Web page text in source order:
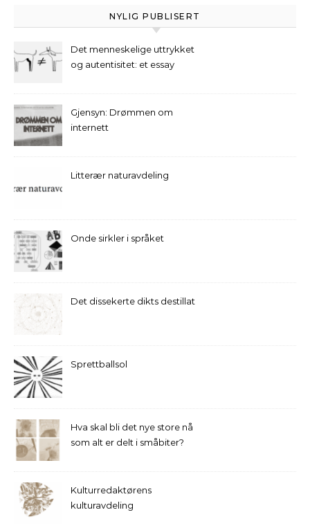
NYLIG PUBLISERT
Det menneskelige uttrykket
og autentisitet: et essay
Gjensyn: Drømmen om
internett
Litterær naturavdeling
Onde sirkler i språket
Det dissekerte dikts destillat
Sprettballsol
Hva skal bli det nye store nå
som alt er delt i småbiter?
Kulturredaktørens
kulturavdeling